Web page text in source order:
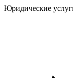
Юридические